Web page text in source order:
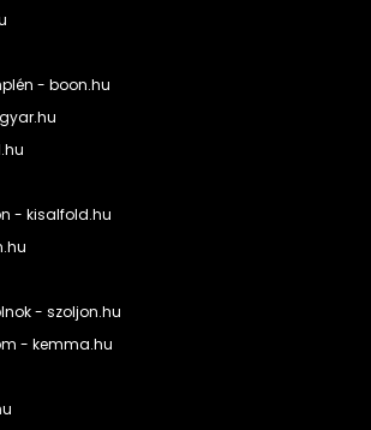
- boon.hu
- kisalfold.hu
- szoljon.hu
- kemma.hu